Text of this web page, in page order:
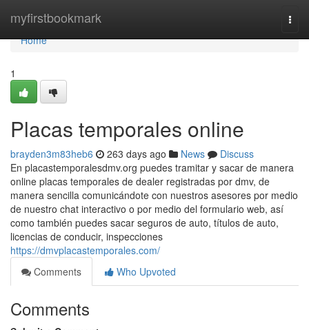
myfirstbookmark
Home
Home
1
Placas temporales online
brayden3m83heb6 263 days ago News
Discuss
En placastemporalesdmv.org puedes tramitar y sacar de manera
online placas temporales de dealer registradas por dmv, de
manera sencilla comunicándote con nuestros asesores por medio
de nuestro chat interactivo o por medio del formulario web, así
como también puedes sacar seguros de auto, títulos de auto,
licencias de conducir, inspecciones
https://dmvplacastemporales.com/
Comments
Who Upvoted
Comments